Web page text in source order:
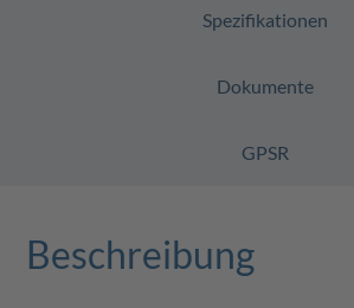
Spezifikationen
Dokumente
GPSR
Beschreibung